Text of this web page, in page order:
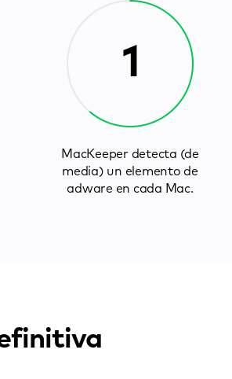
1
MacKeeper detecta (de
media) un elemento de
adware en cada Mac.